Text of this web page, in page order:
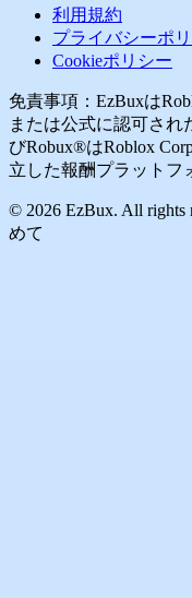
利用規約
プライバシーポ
Cookieポリシー
免責事項：EzBuxは
または公式に認可され
びRobux®はRoblox
立した報酬プラットフ
© 2026 EzBux. All rights
めて